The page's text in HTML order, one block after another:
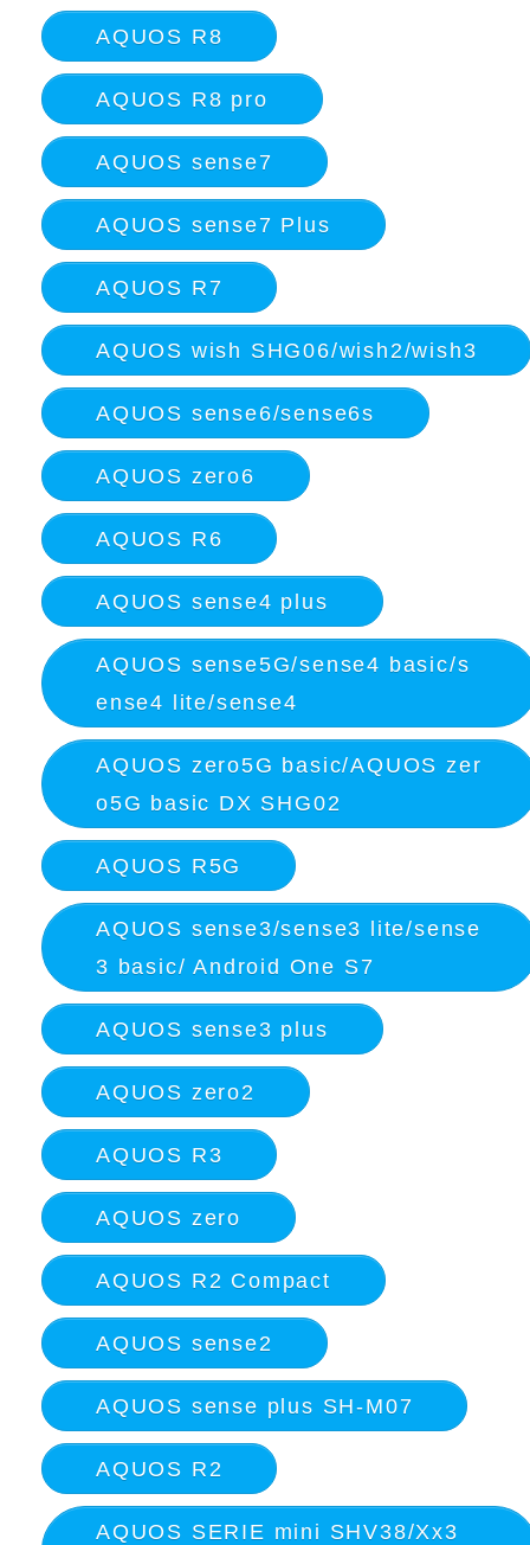
AQUOS R8
AQUOS R8 pro
AQUOS sense7
AQUOS sense7 Plus
AQUOS R7
AQUOS wish SHG06/wish2/wish3
AQUOS sense6/sense6s
AQUOS zero6
AQUOS R6
AQUOS sense4 plus
AQUOS sense5G/sense4 basic/s
ense4 lite/sense4
AQUOS zero5G basic/AQUOS zer
o5G basic DX SHG02
AQUOS R5G
AQUOS sense3/sense3 lite/sense
3 basic/ Android One S7
AQUOS sense3 plus
AQUOS zero2
AQUOS R3
AQUOS zero
AQUOS R2 Compact
AQUOS sense2
AQUOS sense plus SH-M07
AQUOS R2
AQUOS SERIE mini SHV38/Xx3